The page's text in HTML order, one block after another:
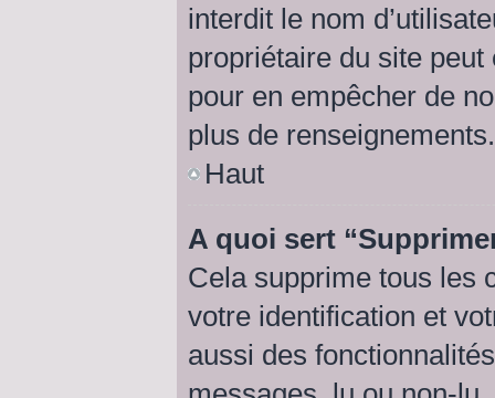
interdit le nom
propriétaire du site peut
pour en empêcher de
plus de renseignements.
Haut
A quoi sert
Cela supprime tous les
votre identification et
aussi des